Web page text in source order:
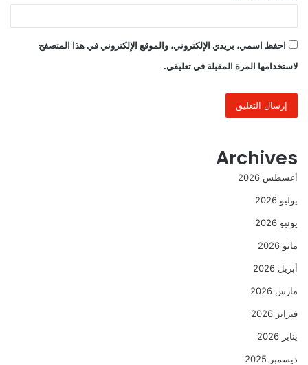
احفظ اسمي، بريدي الإلكتروني، والموقع الإلكتروني في هذا المتصفح
لاستخدامها المرة المقبلة في تعليقي.
Archives
أغسطس 2026
يوليو 2026
يونيو 2026
مايو 2026
أبريل 2026
مارس 2026
فبراير 2026
يناير 2026
ديسمبر 2025